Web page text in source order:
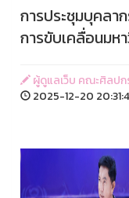
การประชุมบุคลา
การขับเคลื่อนมห
ผู้ดูแลเว็บ คณะศิลป
2025-12-20